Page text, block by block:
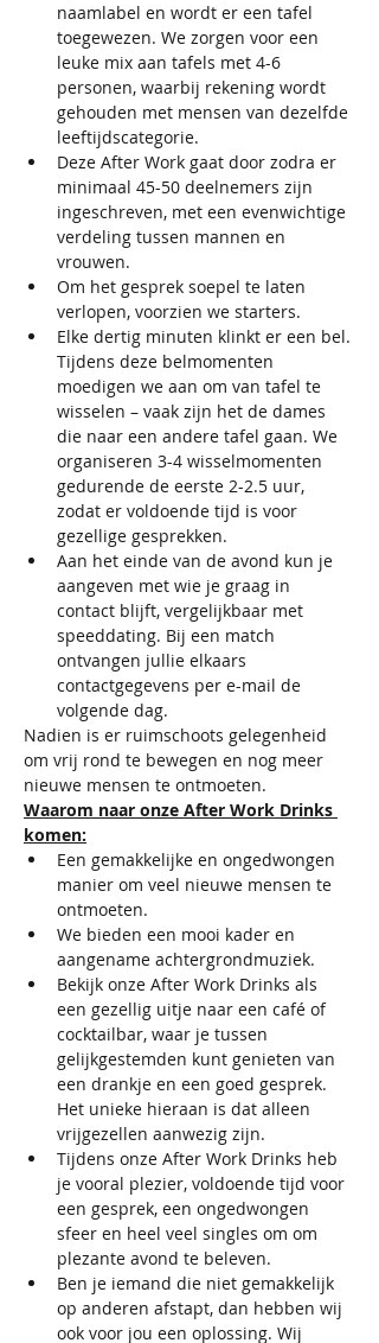
naamlabel en wordt er een tafel
toegewezen. We zorgen voor een
leuke mix aan tafels met 4-6
personen, waarbij rekening wordt
gehouden met mensen van dezelfde
leeftijdscategorie.​​
Deze After Work gaat door zodra er
minimaal 45-50 deelnemers zijn
ingeschreven, met een evenwichtige
verdeling tussen mannen en
vrouwen.​​
Om het gesprek soepel te laten
verlopen, voorzien we starters.​​
Elke dertig minuten klinkt er een bel.
Tijdens deze belmomenten
moedigen we aan om van tafel te
wisselen – vaak zijn het de dames
die naar een andere tafel gaan. We
organiseren 3-4 wisselmomenten
gedurende de eerste 2-2.5 uur,
zodat er voldoende tijd is voor
gezellige gesprekken.
Aan het einde van de avond kun je
aangeven met wie je graag in
contact blijft, vergelijkbaar met
speeddating. Bij een match
ontvangen jullie elkaars
contactgegevens per e-mail de
volgende dag.
​​Nadien is er ruimschoots gelegenheid
om vrij rond te bewegen en nog meer
nieuwe mensen te ontmoeten.
Waarom naar onze After Work Drinks
komen:
Een gemakkelijke en ongedwongen
manier om veel nieuwe mensen te
ontmoeten. ​​
We bieden een mooi kader en
aangename achtergrondmuziek.​​
Bekijk onze After Work Drinks als
een gezellig uitje naar een café of
cocktailbar, waar je tussen
gelijkgestemden kunt genieten van
een drankje en een goed gesprek.
Het unieke hieraan is dat alleen
vrijgezellen aanwezig zijn.​​
Tijdens onze After Work Drinks heb
je vooral plezier, voldoende tijd voor
een gesprek, een ongedwongen
sfeer en heel veel singles om om
plezante avond te beleven.​​
Ben je iemand die niet gemakkelijk
op anderen afstapt, dan hebben wij
ook voor jou een oplossing. Wij